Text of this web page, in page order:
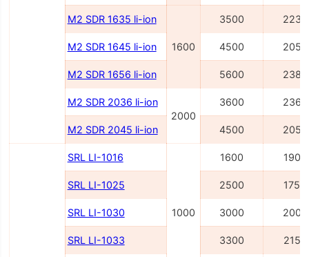
M2 SDR 1635 li-ion
1600
3500 2236
M2 SDR 1645 li-ion 4500 2054
M2 SDR 1656 li-ion 5600 2386
M2 SDR 2036 li-ion
2000
3600 2362
M2 SDR 2045 li-ion 4500 2054
SRL LI-1016
1000
1600 1900
SRL LI-1025 2500 1750
SRL LI-1030 3000 2000
SRL LI-1033 3300 2150